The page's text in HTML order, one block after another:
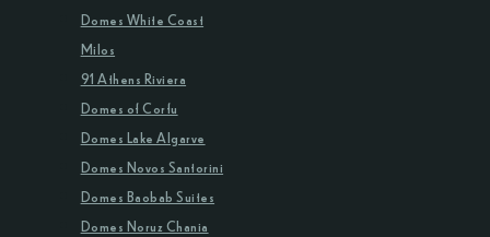
Domes White Coast
Milos
91 Athens Riviera
Domes of Corfu
Domes Lake Algarve
Domes Novos Santorini
Domes Baobab Suites
Domes Noruz Chania